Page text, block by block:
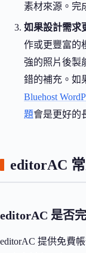
素材來源。完
如果設計需求
作或更豐富的
強的照片後製
錯的補充。如
Bluehost
題會是更好的
editorAC
editorAC 是否
editorAC 提供免費